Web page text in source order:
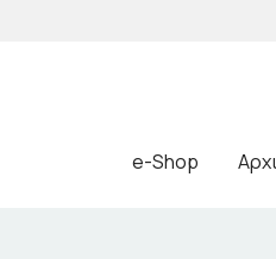
e-Shop